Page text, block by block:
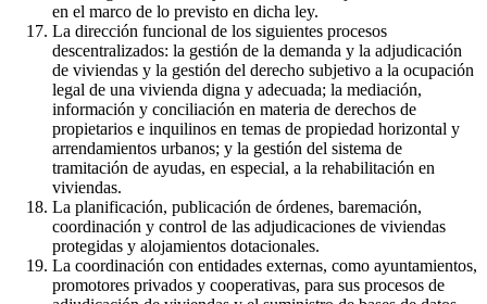
en el marco de lo previsto en dicha ley.
La dirección funcional de los siguientes procesos
descentralizados: la gestión de la demanda y la adjudicación
de viviendas y la gestión del derecho subjetivo a la ocupación
legal de una vivienda digna y adecuada; la mediación,
información y conciliación en materia de derechos de
propietarios e inquilinos en temas de propiedad horizontal y
arrendamientos urbanos; y la gestión del sistema de
tramitación de ayudas, en especial, a la rehabilitación en
viviendas.
La planificación, publicación de órdenes, baremación,
coordinación y control de las adjudicaciones de viviendas
protegidas y alojamientos dotacionales.
La coordinación con entidades externas, como ayuntamientos,
promotores privados y cooperativas, para sus procesos de